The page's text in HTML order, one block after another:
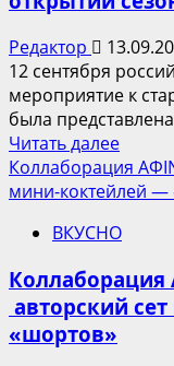
Редактор
12 сентября
мероприятие к
была
Читать далее
о
Дарья
Коллаборация
мини-коктейлей —
ВКУСНО
Коллаборация
авторский
«шортов»